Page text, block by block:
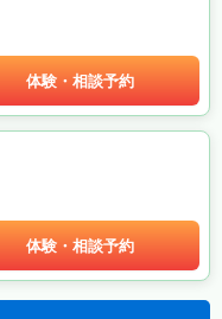
体験・相談予約
体験・相談予約